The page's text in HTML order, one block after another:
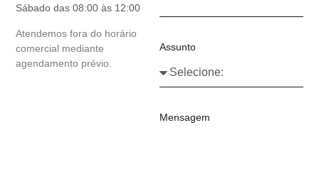
Sábado das 08:00 às 12:00
Atendemos fora do horário
comercial mediante
agendamento prévio.
Assunto
Mensagem